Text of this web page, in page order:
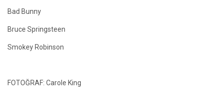
Bad Bunny
Bruce Springsteen
Smokey Robinson
FOTOĞRAF: Carole King